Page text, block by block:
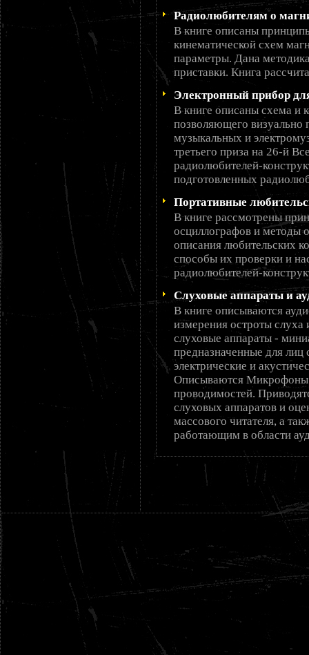
Радиолюбителям о
В книге описаны
кинематической схем
параметры. Дана
приставки. Книга
Электронный прибор
В книге описаны схема и
позволяющего визуально
музыкальных и
третьего приза на 26-й
радиолюбителей-
подготовленных
Портативные
В книге рассмотрены
осциллографов и методы
описания любительских
способы их проверки и
радиолюбителей-
Слуховые аппараты и
В книге описываются
измерения остроты
слуховые аппараты -
предназначенные для
электрические и
Описываются Микрофоны
проводимостей.
слуховых аппаратов и
массового читателя, а
работающим в области